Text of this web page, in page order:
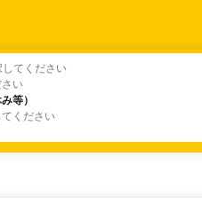
てください
い
等）
ください
等）